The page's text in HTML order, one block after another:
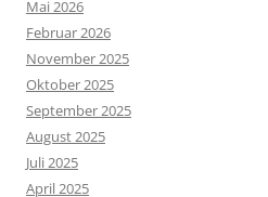
Mai 2026
Februar 2026
November 2025
Oktober 2025
September 2025
August 2025
Juli 2025
April 2025